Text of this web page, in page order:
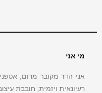
מי אני
אני הדר מקובר מרום,
רעיונאית ויזמית; חובבת